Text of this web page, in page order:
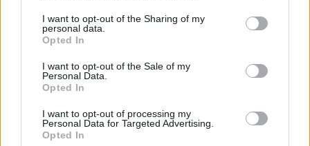
not limited to your visit or usage behaviour. You may click to
grant or deny consent to Google and its third-party tags to
use your data for below specified purposes in below Google
consent section.
I want to opt-out of the Sharing of my
personal data.
Opted In
I want to opt-out of the Sale of my
Personal Data.
Opted In
I want to opt-out of processing my
Personal Data for Targeted Advertising.
Opted In